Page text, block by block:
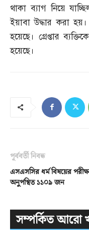
থাকা ব্যাগ নিয়ে
ইয়াবা উদ্ধার করা
হয়েছে। গ্রেপ্তার
হয়েছে।
পূর্ববর্তী নিবন্ধ
এসএসসির ধর্ম বিষয়ের
অনুপস্থিত ১১০৯ জন
সম্পর্কিত আরো